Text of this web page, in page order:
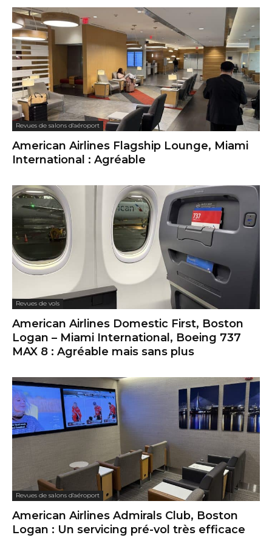
Revues de salons d'aéroport
American Airlines Flagship Lounge, Miami
International : Agréable
Revues de vols
American Airlines Domestic First, Boston
Logan – Miami International, Boeing 737
MAX 8 : Agréable mais sans plus
Revues de salons d'aéroport
American Airlines Admirals Club, Boston
Logan : Un servicing pré-vol très efficace